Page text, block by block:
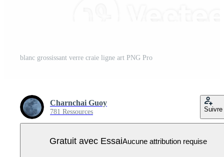
blanc grossissant verre craie ligne art PNG Pro
Charnchai Guoy
781 Ressources Suivre
Gratuit avec EssaiAucune attribution requise